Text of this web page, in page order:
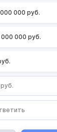
000 руб.
000 000 руб.